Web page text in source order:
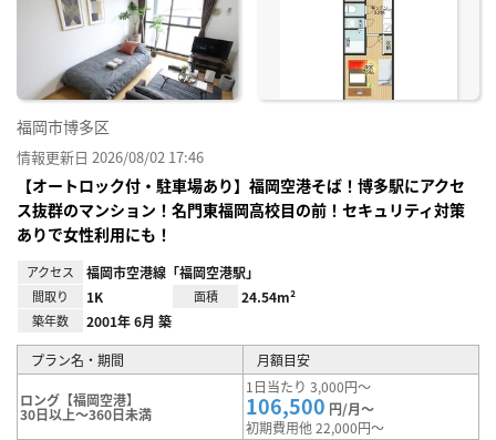
福岡市博多区
情報更新日 2026/08/02 17:46
【オートロック付・駐車場あり】福岡空港そば！博多駅にアクセ
ス抜群のマンション！名門東福岡高校目の前！セキュリティ対策
ありで女性利用にも！
アクセス 福岡市空港線「福岡空港駅」
間取り 1K 面積 24.54m²
築年数 2001年 6月 築
プラン名・期間 月額目安
ロング【福岡空港】
30日以上～360日未満
1日当たり 3,000円～
106,500 円/月～
初期費用他 22,000円～